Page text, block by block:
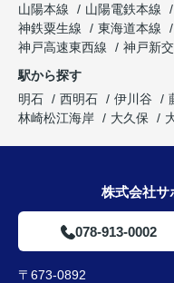
山陽本線
山陽電鉄本線
神鉄粟生線
東海道本線
神戸高速東西線
神戸新
駅から探す
明石
西明石 伊川谷
林崎松江海岸
大久保
株式会社サ
078-913-0002
〒673-0892